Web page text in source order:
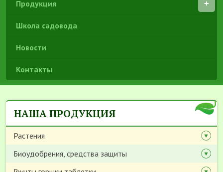
Продукция
Школа садовода
Новости
Контакты
НАША ПРОДУКЦИЯ
Растения
Биоудобрения, средства защиты